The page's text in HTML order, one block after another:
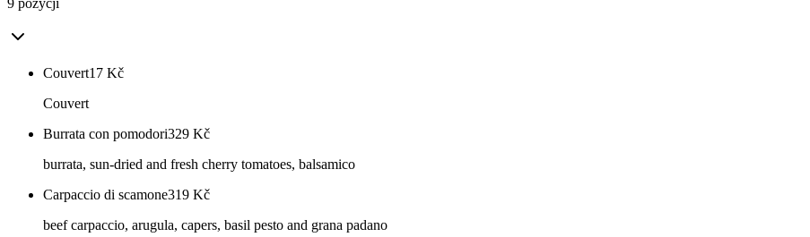
9 pozycji
Couvert17 Kč
Couvert
Burrata con pomodori329 Kč
burrata, sun-dried and fresh cherry tomatoes, balsamico
Carpaccio di scamone319 Kč
beef carpaccio, arugula, capers, basil pesto and grana padano